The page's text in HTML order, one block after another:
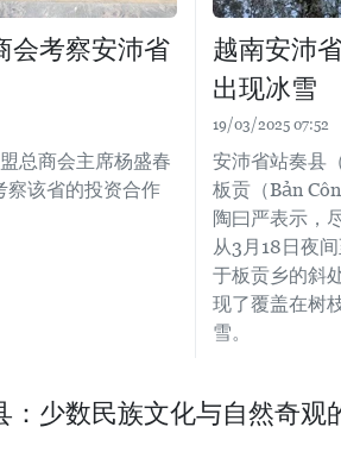
会考察安沛省
总商会主席杨盛春
察该省的投资合作
越南安沛
出现冰雪
19/03/2025 07:52
安沛省站奏县
板贡（Bản
陶曰严表示，
从3月18日夜
于板贡乡的斜
现了覆盖在树
雪。
：少数民族文化与自然奇观